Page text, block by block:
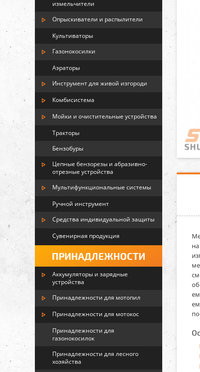
измельчители
Опрыскиватели и распылители
Культиваторы
Газонокосилки
Аэраторы
Инструмент для живой изгороди
Комбисистема
Мойки и очистительные устройства
Тракторы
Бензобуры
Цепные бензорезы и абразивно-
отрезные устройства
Мультифункциональные системы
Ручной инструмент
Средства индивидуальной защиты
Сувенирная продукция
ПРИНАДЛЕЖНОСТИ
Аккумуляторы и зарядные
устройства
Принадлежности для мотопил
Принадлежности для мотокос
Принадлежности для
газонокосилок
Принадлежности для лесного
хозяйства